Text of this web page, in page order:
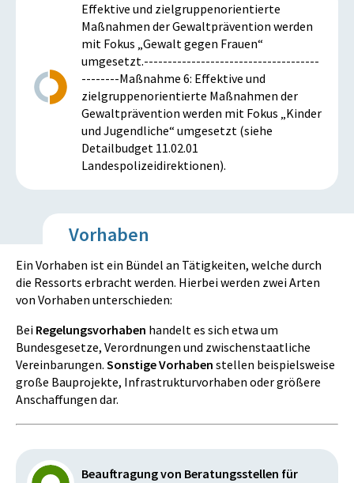
Effektive und zielgruppenorientierte
Maßnahmen der Gewaltprävention werden
mit Fokus „Gewalt gegen Frauen“
umgesetzt.-------------------------------------
--------Maßnahme 6: Effektive und
zielgruppenorientierte Maßnahmen der
Gewaltprävention werden mit Fokus „Kinder
und Jugendliche“ umgesetzt (siehe
Detailbudget 11.02.01
Landespolizeidirektionen).
Vorhaben
Ein Vorhaben ist ein Bündel an Tätigkeiten, welche durch
die Ressorts erbracht werden. Hierbei werden zwei Arten
von Vorhaben unterschieden:
Bei Regelungsvorhaben handelt es sich etwa um
Bundesgesetze, Verordnungen und zwischenstaatliche
Vereinbarungen. Sonstige Vorhaben stellen beispielsweise
große Bauprojekte, Infrastrukturvorhaben oder größere
Anschaffungen dar.
Beauftragung von Beratungsstellen für